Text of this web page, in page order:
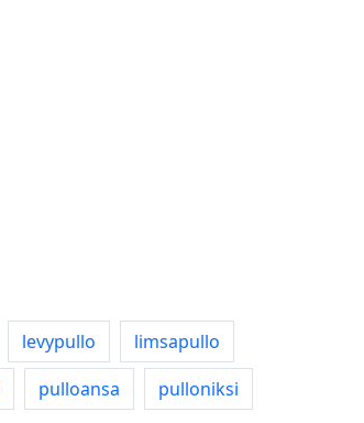
levypullo
limsapullo
pulloansa pulloniksi